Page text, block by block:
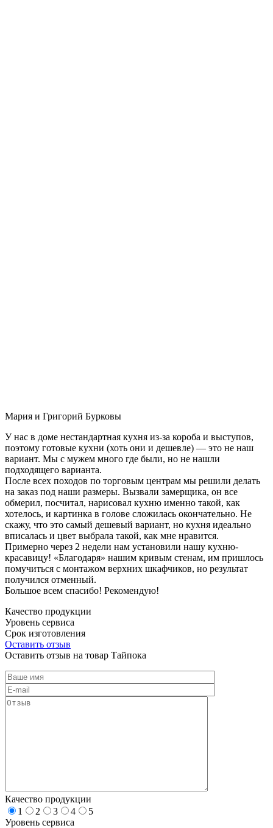
Мария и Григорий Бурковы
У нас в доме нестандартная кухня из-за короба и выступов,
поэтому готовые кухни (хоть они и дешевле) — это не наш
вариант. Мы с мужем много где были, но не нашли
подходящего варианта.
После всех походов по торговым центрам мы решили делать
на заказ под наши размеры. Вызвали замерщика, он все
обмерил, посчитал, нарисовал кухню именно такой, как
хотелось, и картинка в голове сложилась окончательно. Не
скажу, что это самый дешевый вариант, но кухня идеально
вписалась и цвет выбрала такой, как мне нравится.
Примерно через 2 недели нам установили нашу кухню-
красавицу! «Благодаря» нашим кривым стенам, им пришлось
помучиться с монтажом верхних шкафчиков, но результат
получился отменный.
Большое всем спасибо! Рекомендую!
Качество продукции
Уровень сервиса
Срок изготовления
Оставить отзыв
Оставить отзыв на товар Тайпока
Качество продукции
1
2 3 4
5
Уровень сервиса